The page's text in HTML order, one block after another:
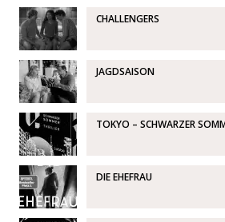
CHALLENGERS
JAGDSAISON
TOKYO – SCHWARZER
DIE EHEFRAU